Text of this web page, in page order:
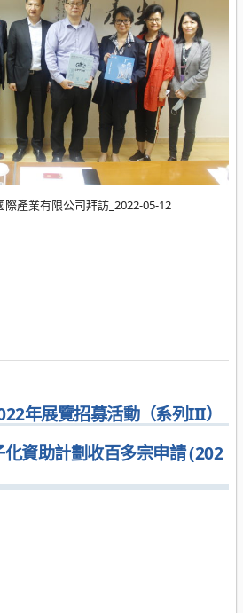
際產業有限公司拜訪_2022-05-12
年展覽招募活動（系列III）
資助計劃收百多宗申請 (202